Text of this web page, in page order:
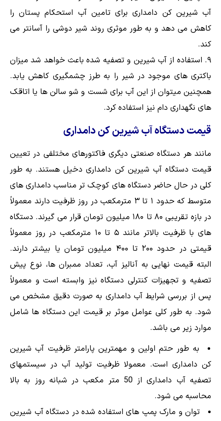
آب شیرین کن دامداری برای تامین آب استحکام پستان را
کاهش می دهد و به طور موثری روند شیر دوشی را آسانتر می
کند.
استفاده از آب شیرین و تصفیه شده باعث خواهد شد میزان
باکتری های موجود در شیر را به طرز چشمگیری کاهش یابد.
همچنین میتوان از این آب برای شست و شو سالن ها یا اتاقک
های نگهداری دام نیز استفاده کرد.
قیمت دستگاه آب شیرین کن دامداری
مانند هر دستگاه صنعتی دیگری فاکتورهای مختلفی در تعیین
قیمت دستگاه آب شیرین کن دامداری دخیل هستند. به طور
کلی در حال حاضر دستگاه های کوچک تر مناسب دامداری های
متوسط که حدود ۱ تا ۳ مترمکعب در روز ظرفیت دارند معمولاً
در بازه تقریبی ۸۰ تا ۱۸۰ میلیون تومان قرار می گیرند. دستگاه
های با ظرفیت بالاتر مانند ۵ تا ۱۰ مترمکعب در روز معمولاً
قیمتی در حدود ۲۰۰ تا ۴۰۰ میلیون تومان یا بیشتر دارند.
البته قیمت نهایی به آنالیز آب، تعداد ممبران ها، نوع پیش
تصفیه و تجهیزات کنترلی دستگاه نیز وابسته است و معمولاً
پس از بررسی شرایط آب دامداری به صورت دقیق مشخص می
شود. به طور کلی عوامل موثر بر قیمت این دستگاه ها شامل
موارد زیر می باشد.
به طور حتم اولین و مهمترین پارامتر ظرفیت آب شیرین
کن دامداری است. معمولا ظرفیت تولید آب در سیستمهای
تصفیه آب دامداری از 50 متر مکعب در شبانه روز به بالا
محاسبه می شود.
توان و مارک پمپ های استفاده شده در دستگاه آب شیرین